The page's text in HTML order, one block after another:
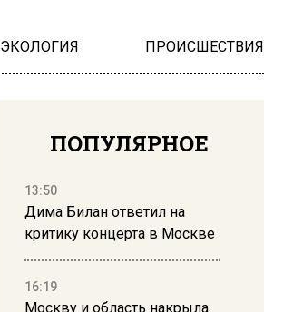
ЭКОЛОГИЯ ПРОИСШЕСТВИЯ
ПОПУЛЯРНОЕ
13:50
Дима Билан ответил на
критику концерта в Москве
16:19
Москву и область накрыла